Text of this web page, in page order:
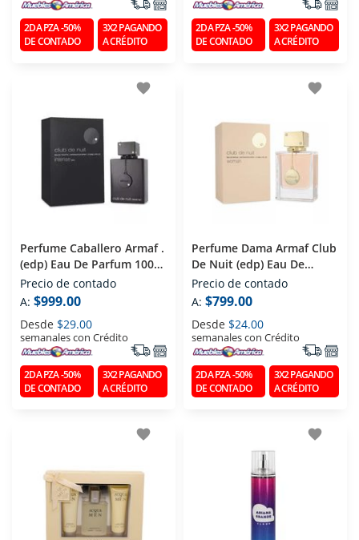
2DA PZA -50%
DE CONTADO
3X2 PAGANDO
A CRÉDITO
2DA PZA -50%
DE CONTADO
3X2 PAGANDO
A CRÉDITO
favorite
Perfume Caballero Armaf .
(edp) Eau De Parfum 100
Ml
Precio de contado
A: $999.00
Desde $29.00
semanales con Crédito
2DA PZA -50%
DE CONTADO
3X2 PAGANDO
A CRÉDITO
favorite
Perfume Dama Armaf Club
De Nuit (edp) Eau De
Parfum 105 Ml
Precio de contado
A: $799.00
Desde $24.00
semanales con Crédito
2DA PZA -50%
DE CONTADO
3X2 PAGANDO
A CRÉDITO
favorite favorite